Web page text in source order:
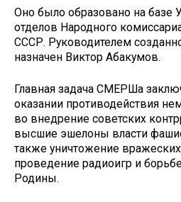
Оно было образовано на базе
отделов Народного
СССР. Руководителем
назначен Виктор Абакумов.
Главная задача СМЕРШа
оказании противодействия
во внедрение советских
высшие эшелоны власти
также уничтожение
проведение радиоигр и
Родины.